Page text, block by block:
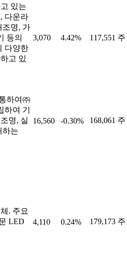
있는
다운라
조명, 가
등의
다양한
고 있
3,070 4.42% 117,551 주
하여㈜
하여 기
명, 실
하는
16,560 -0.30% 168,061 주
. 주요
LED
4,110 0.24% 179,173 주